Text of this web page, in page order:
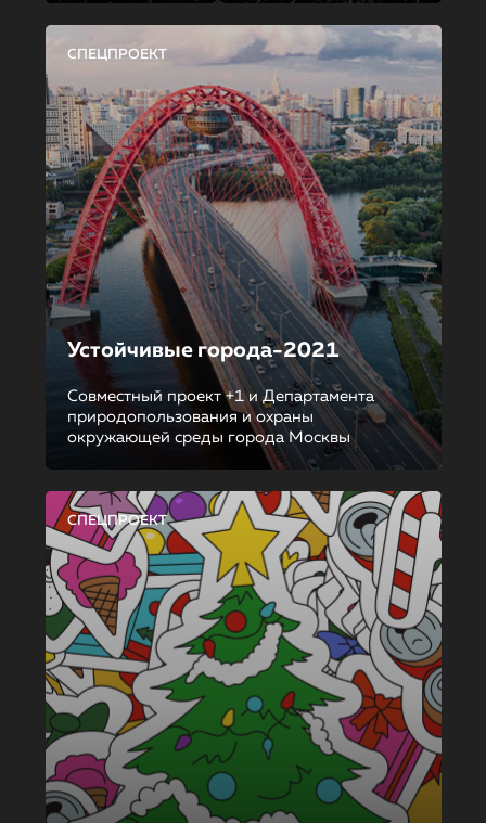
СПЕЦПРОЕКТ
Устойчивые города-2021
Совместный проект +1 и Департамента
природопользования и охраны
окружающей среды города Москвы
СПЕЦПРОЕКТ